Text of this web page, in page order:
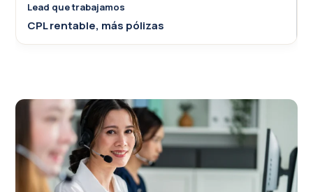
CPL rentable, más pólizas